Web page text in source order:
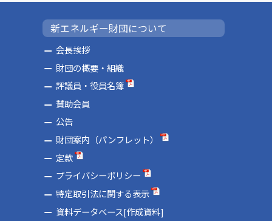
新エネルギー財団について
会長挨拶
財団の概要・組織
評議員・役員名簿
賛助会員
公告
財団案内（パンフレット）
定款
プライバシーポリシー
特定取引法に関する表示
資料データベース[作成資料]